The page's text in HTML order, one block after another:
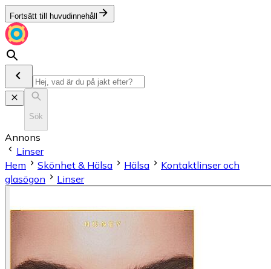
Fortsätt till huvudinnehåll
Sök
Annons
Linser
Hem
Skönhet & Hälsa Hälsa
Kontaktlinser och
glasögon
Linser